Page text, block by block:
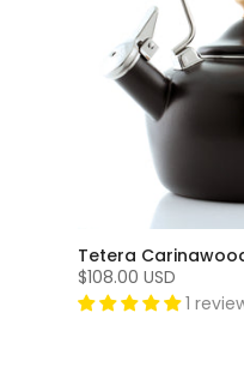
$108.00 USD
1